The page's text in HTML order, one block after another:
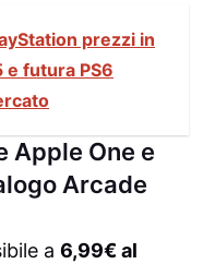
prezzi in
e futura PS6
Apple One e
Arcade
a 6,99€ al